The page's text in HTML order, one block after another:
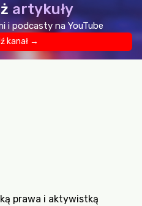
artykuły
i podcasty na YouTube
kanał →
prawa i aktywistką